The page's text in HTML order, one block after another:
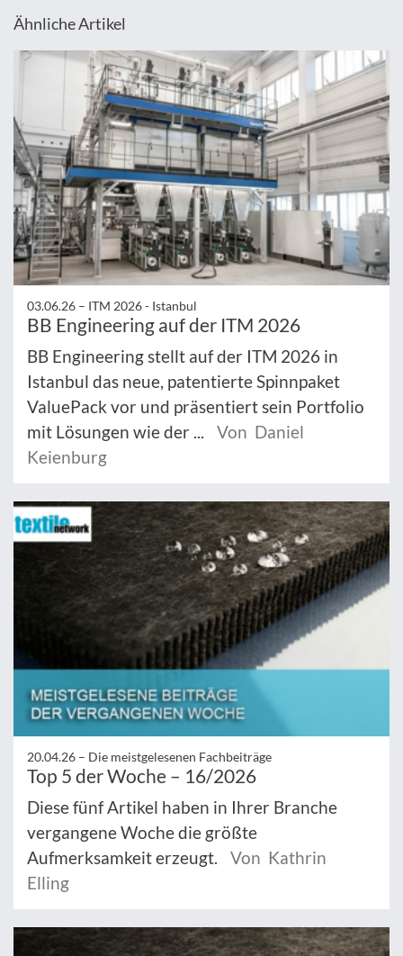
Ähnliche Artikel
03.06.26 – ITM 2026 - Istanbul
BB Engineering auf der ITM 2026
BB Engineering stellt auf der ITM 2026 in
Istanbul das neue, patentierte Spinnpaket
ValuePack vor und präsentiert sein Portfolio
mit Lösungen wie der ...
Von Daniel
Keienburg
20.04.26 – Die meistgelesenen Fachbeiträge
Top 5 der Woche – 16/2026
Diese fünf Artikel haben in Ihrer Branche
vergangene Woche die größte
Aufmerksamkeit erzeugt.
Von Kathrin
Elling